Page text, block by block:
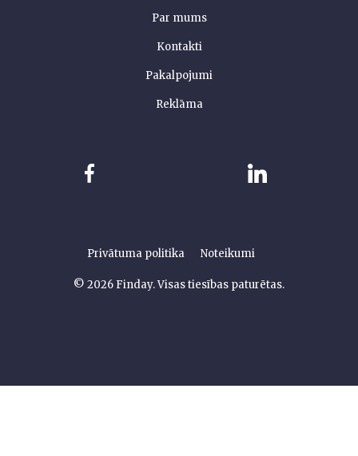
Par mums
Kontakti
Pakalpojumi
Reklāma
© 2026 Finday. Visas tiesības paturētas.
Privātuma politika Noteikumi